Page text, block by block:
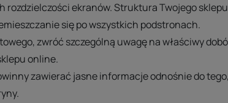
rozdzielczości ekranów. Struktura Twojego
się po wszystkich podstronach.
zwróć szczególną uwagę na właściwy
online.
zawierać jasne informacje odnośnie do